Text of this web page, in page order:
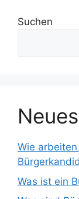
Suchen
Wie
Was ist ein